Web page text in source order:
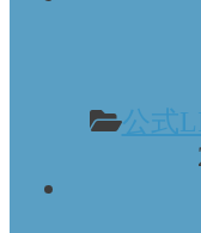
公式